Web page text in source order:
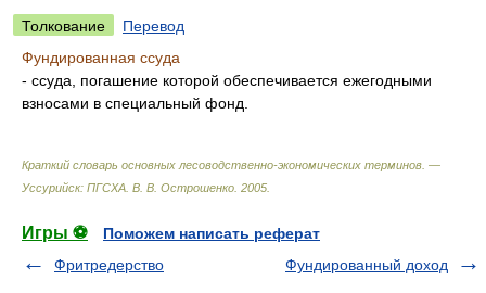
Толкование
Перевод
Фундированная ссуда
- ссуда, погашение которой обеспечивается ежегодными
взносами в специальный фонд.
Краткий словарь основных лесоводственно-экономических терминов. —
Уссурийск: ПГСХА В. В. Острошенко 2005
Игры ⚽
Поможем написать реферат
Фритредерство
Фундированный доход